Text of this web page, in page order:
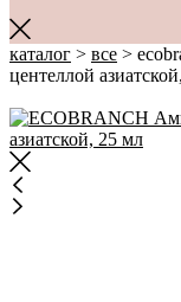
каталог > все >
центеллой